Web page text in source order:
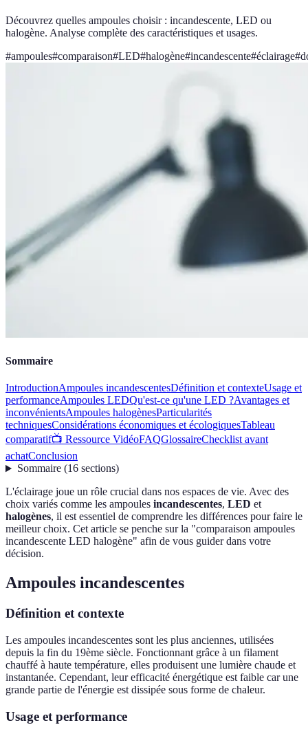
Découvrez quelles ampoules choisir : incandescente, LED ou
halogène. Analyse complète des caractéristiques et usages.
#ampoules#comparaison#LED#halogène#incandescente#éclairage#
Sommaire
IntroductionAmpoules incandescentesDéfinition et contexteUsage et
performanceAmpoules LEDQu'est-ce qu'une LED ?Avantages et
inconvénientsAmpoules halogènesParticularités
techniquesConsidérations économiques et écologiquesTableau
comparatif📺 Ressource VidéoFAQGlossaireChecklist avant
achatConclusion
Sommaire(16 sections)
L'éclairage joue un rôle crucial dans nos espaces de vie. Avec des
choix variés comme les ampoules incandescentes, LED et
halogènes, il est essentiel de comprendre les différences pour faire le
meilleur choix. Cet article se penche sur la "comparaison ampoules
incandescente LED halogène" afin de vous guider dans votre
décision.
Ampoules incandescentes
Définition et contexte
Les ampoules incandescentes sont les plus anciennes, utilisées
depuis la fin du 19ème siècle. Fonctionnant grâce à un filament
chauffé à haute température, elles produisent une lumière chaude et
instantanée. Cependant, leur efficacité énergétique est faible car une
grande partie de l'énergie est dissipée sous forme de chaleur.
Usage et performance